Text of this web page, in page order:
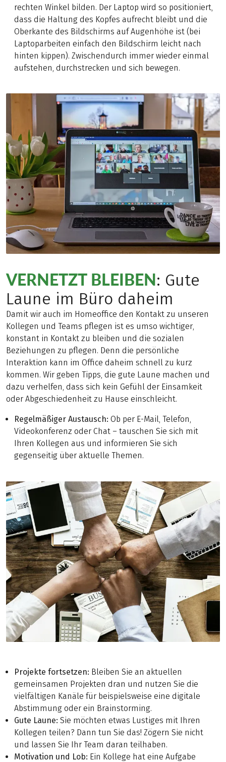
rechten Winkel bilden. Der Laptop wird so positioniert,
dass die Haltung des Kopfes aufrecht bleibt und die
Oberkante des Bildschirms auf Augenhöhe ist (bei
Laptoparbeiten einfach den Bildschirm leicht nach
hinten kippen). Zwischendurch immer wieder einmal
aufstehen, durchstrecken und sich bewegen.
VERNETZT BLEIBEN: Gute
Laune im Büro daheim
Damit wir auch im Homeoffice den Kontakt zu unseren
Kollegen und Teams pflegen ist es umso wichtiger,
konstant in Kontakt zu bleiben und die sozialen
Beziehungen zu pflegen. Denn die persönliche
Interaktion kann im Office daheim schnell zu kurz
kommen. Wir geben Tipps, die gute Laune machen und
dazu verhelfen, dass sich kein Gefühl der Einsamkeit
oder Abgeschiedenheit zu Hause einschleicht.
Regelmäßiger Austausch: Ob per E-Mail, Telefon,
Videokonferenz oder Chat – tauschen Sie sich mit
Ihren Kollegen aus und informieren Sie sich
gegenseitig über aktuelle Themen.
Projekte fortsetzen: Bleiben Sie an aktuellen
gemeinsamen Projekten dran und nutzen Sie die
vielfältigen Kanäle für beispielsweise eine digitale
Abstimmung oder ein Brainstorming.
Gute Laune: Sie möchten etwas Lustiges mit Ihren
Kollegen teilen? Dann tun Sie das! Zögern Sie nicht
und lassen Sie Ihr Team daran teilhaben.
Motivation und Lob: Ein Kollege hat eine Aufgabe